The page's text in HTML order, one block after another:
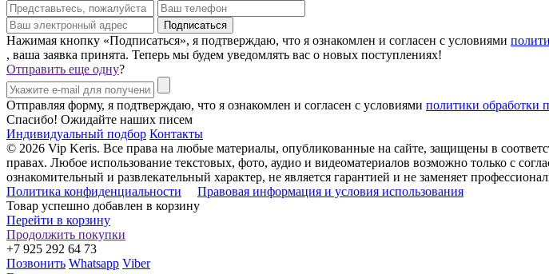
Нажимая кнопку «Подписаться», я подтверждаю, что я ознакомлен и согласен с условиями
, ваша заявка принята. Теперь мы будем уведомлять вас о новых поступлениях!
Отправить еще одну?
Отправляя форму, я подтверждаю, что я ознакомлен и согласен с условиями политики обработки
Спасибо! Ожидайте наших писем
Индивидуальный подбор Контакты
© 2026 Vip Keris. Все права на любые материалы, опубликованные на сайте, защищены в
правах. Любое использование текстовых, фото, аудио и видеоматериалов возможно только с
ознакомительный и развлекательный характер, не является гарантией и не заменяет
Политика конфиденциальности
Правовая информация и условия использования
Товар успешно добавлен в корзину
Перейти в корзину
Продолжить покупки
+7 925 292 64 73
Позвонить Whatsapp Viber